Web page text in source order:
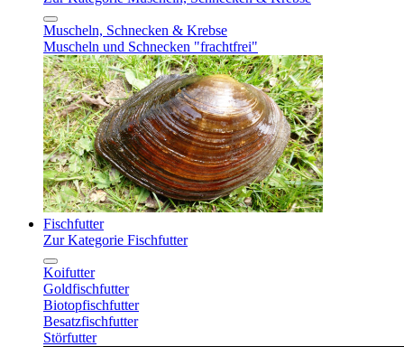
Muscheln, Schnecken & Krebse
Muscheln und Schnecken "frachtfrei"
Fischfutter
Zur Kategorie Fischfutter
Koifutter
Goldfischfutter
Biotopfischfutter
Besatzfischfutter
Störfutter